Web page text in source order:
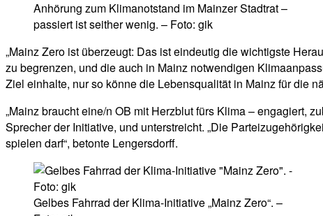
Anhörung zum Klimanotstand im Mainzer Stadtrat –
passiert ist seither wenig. – Foto: gik
„Mainz Zero ist überzeugt: Das ist eindeutig die wichtigste
zu begrenzen, und die auch in Mainz notwendigen
Ziel einhalte, nur so könne die Lebensqualität in Mainz für die
„Mainz braucht eine/n OB mit Herzblut fürs Klima – engagiert,
Sprecher der Initiative, und unterstreicht. „Die
spielen darf“, betonte Lengersdorff.
Gelbes Fahrrad der Klima-Initiative „Mainz Zero“. –